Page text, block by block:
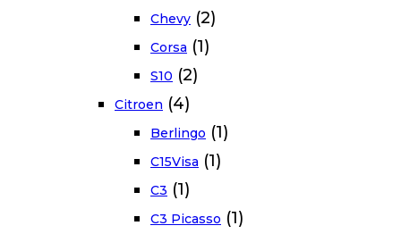
Chevy (2)
Corsa (1)
S10 (2)
Citroen (4)
Berlingo (1)
C15Visa (1)
C3 (1)
C3 Picasso (1)